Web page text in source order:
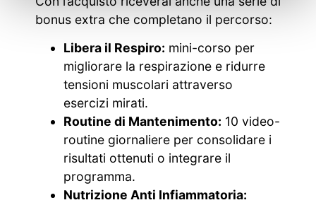
bonus extra che completano il percorso:
Libera il Respiro: mini-corso per
migliorare la respirazione e ridurre
tensioni muscolari attraverso
esercizi mirati.
Routine di Mantenimento: 10 video-
routine giornaliere per consolidare i
risultati ottenuti o integrare il
programma.
Nutrizione Anti Infiammatoria: